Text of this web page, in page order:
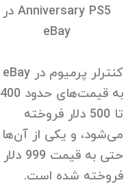
Anniversary PS5 در
eBay
کنترلر پرمیوم در eBay
به قیمت‌های حدود 400
تا 500 دلار فروخته
می‌شود، و یکی از آن‌ها
حتی به قیمت 999 دلار
فروخته شده است.